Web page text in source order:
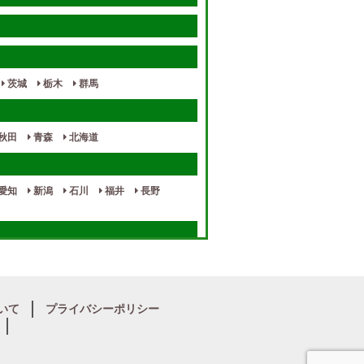
茨城 栃木 群馬
田 青森 北海道
知 新潟 石川 福井 長野
崎 熊本 鹿児島 沖縄
て プライバシーポリシー